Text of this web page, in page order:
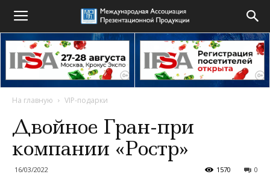
На главную VIP-подарки
Двойное Гран-при
компании «Ростр»
16/03/2022 0
1570